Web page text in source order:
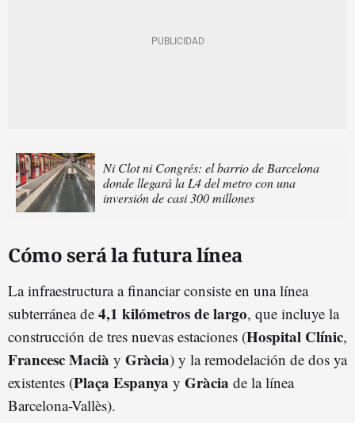
Ni Clot ni Congrés: el barrio de Barcelona
donde llegará la L4 del metro con una
inversión de casi 300 millones
Cómo será la futura línea
La infraestructura a financiar consiste en una línea
subterránea de 4,1 kilómetros de largo, que incluye la
construcción de tres nuevas estaciones (Hospital Clínic,
Francesc Macià y Gràcia) y la remodelación de dos ya
existentes (Plaça Espanya y Gràcia de la línea
Barcelona-Vallès).